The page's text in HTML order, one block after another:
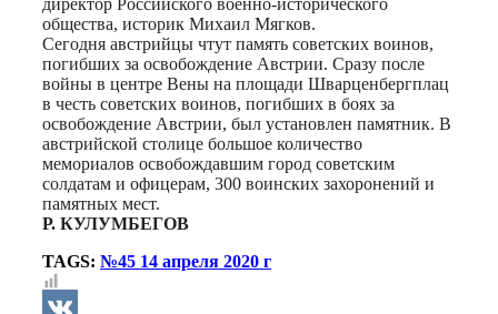
общества, историк Михаил Мягков.
Сегодня австрийцы чтут память советских воинов,
погибших за освобождение Австрии. Сразу после
войны в центре Вены на площади Шварценбергплац
в честь советских воинов, погибших в боях за
освобождение Австрии, был установлен памятник. В
австрийской столице большое количество
мемориалов освобождавшим город советским
солдатам и офицерам, 300 воинских захоронений и
памятных мест.
Р. КУЛУМБЕГОВ
TAGS: №45 14 апреля 2020 г